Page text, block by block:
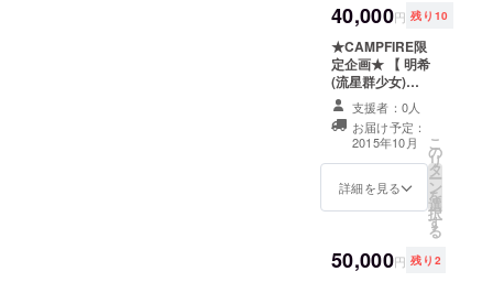
う体験型のリ
す。 ※開催場所
は東京都内とな
ります。東京ま
でのご自身の交
通費や宿泊費は
別途ご負担くだ
す。
の”Special
Thanks”にパト
ロン様のお名前
を掲載 ※20歳未
満の方はご参加
いただけません
のでご了承くだ
さい。場所は都
内某所、開催日
曜日の予定で
す。ご自身の交
さい。
40,000円 残り10
★CAMPFIRE限
定企画★ 【 明希
(流星群少女)コ
ラボレーション
bonjour box &
あなたの名前を
呼びます動画 】
・お礼のメッ
セージ ・明希(流
星群少女)コラボ
bonjour box
(8000円リター
支援者：0人
お届け予定：
2015年10月
詳細を見る
こ
の
リ
タ
ー
ン
を
選
択
す
る
50,000円 残り2